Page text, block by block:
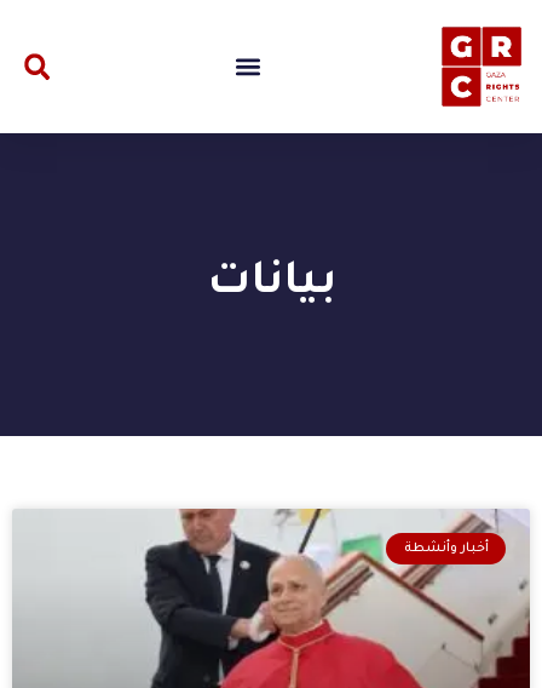
بيانات
أخبار وأنشطة